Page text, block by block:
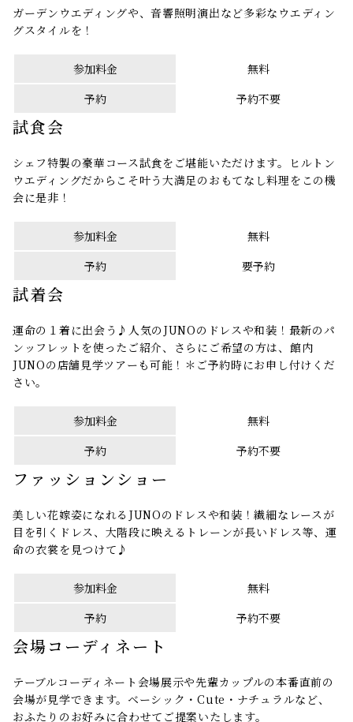
ガーデンウエディングや、音響照明演出など多彩なウエディン
グスタイルを！
参加料金
無料
予約
予約不要
試食会
シェフ特製の豪華コース試食をご堪能いただけます。ヒルトン
ウエディングだからこそ叶う大満足のおもてなし料理をこの機
会に是非！
参加料金
無料
予約
要予約
試着会
運命の１着に出会う♪人気のJUNOのドレスや和装！最新のパ
ンッフレットを使ったご紹介、さらにご希望の方は、館内
JUNOの店舗見学ツアーも可能！＊ご予約時にお申し付けくだ
さい。
参加料金
無料
予約
予約不要
ファッションショー
美しい花嫁姿になれるJUNOのドレスや和装！繊細なレースが
目を引くドレス、大階段に映えるトレーンが長いドレス等、運
命の衣裳を見つけて♪
参加料金
無料
予約
予約不要
会場コーディネート
テーブルコーディネート会場展示や先輩カップルの本番直前の
会場が見学できます。ベーシック・Cute・ナチュラルなど、
おふたりのお好みに合わせてご提案いたします。